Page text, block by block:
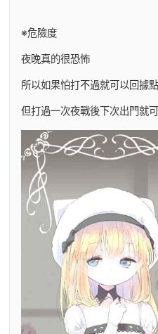
※危險度
夜晚真的很恐怖
所以如果怕打不過就可以回據
但打過一次夜戰後下次出門就